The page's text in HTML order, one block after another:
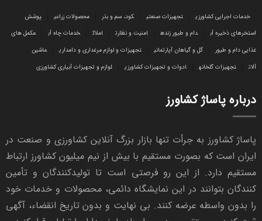
خدمات اجرایی کشاورزی تجهیزات صنعتی کود، سم و بذر محصولات زراعی
پوشش
استخرهای ذخیره آب
دام و طیور زنده امنیت و نظارت املاک خدمات چاه آب
مکمل های
غذایی دام و طیور
گل و گیاهان آپارتمانی تجهیزات و لوازم مرغداری و دامداری
ماشین
آلات
تجهیزات گلخانه ادوات و تجهیزات کشاورزی لوازم و تجهیزات آبیاری کشاورزی
درباره پاساژ کشاورز
پاساژ کشاورز به جرأت تنها بازار بزرگ آنلاین کشاورزی و صنعت در
ایران است که بصورت مستقیم با بیش از نیم میلیون کشاورز ارتباط
مستقیم دارد. از این رو فرصتی است تا تولیدکنندگان و تأمین
کنندگان بتوانند در این نمایشگاه دائمی، محصولات و خدمات خود
را بدون واسطه عرضه کنند. بی نهایت و بدون تاریخ انقضاء، آگهی